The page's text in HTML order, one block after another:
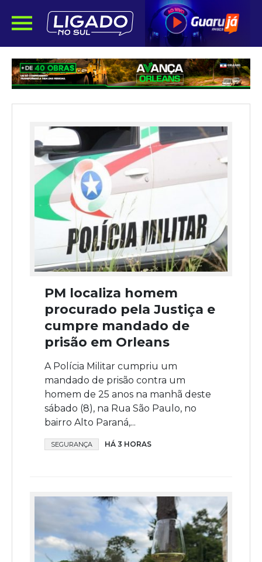
PM localiza homem
procurado pela Justiça e
cumpre mandado de
prisão em Orleans
A Polícia Militar cumpriu um
mandado de prisão contra um
homem de 25 anos na manhã deste
sábado (8), na Rua São Paulo, no
bairro Alto Paraná,...
SEGURANÇA HÁ 3 HORAS